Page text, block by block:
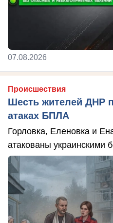
07.08.2026
Происшествия
Шесть жителей ДНР
атаках БПЛА
Горловка, Еленовка и
атакованы украинскими